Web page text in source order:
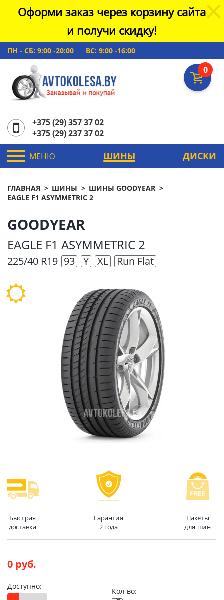
Оформи заказ через корзину сайта
и получи скидку!
ПН - СБ: 9:00 -20:00 ВС: 9:00 -16:00
0
+375 (29) 357 37 02
+375 (29) 237 37 02
МЕНЮ ШИНЫ ДИСКИ
ГЛАВНАЯ ШИНЫ
ШИНЫ GOODYEAR
EAGLE F1 ASYMMETRIC 2
GOODYEAR
EAGLE F1 ASYMMETRIC 2
225/40 R19 93 Y XL Run Flat
Быстрая
доставка
Гарантия
2 года
Пакеты
для шин
0 руб.
Доступно:
Кол-во: